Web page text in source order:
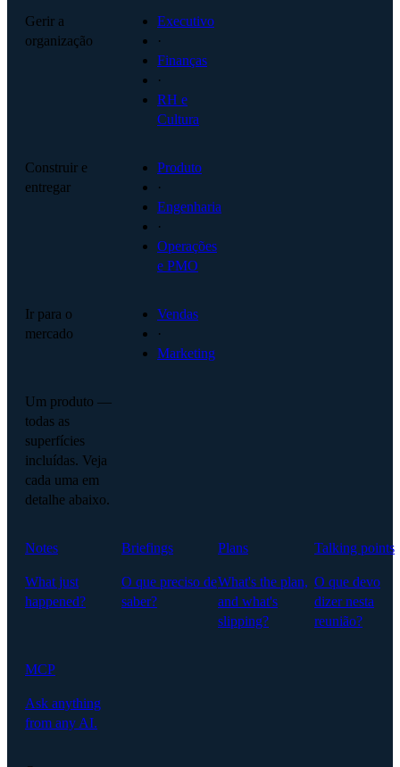
Gerir a
organização
Executivo
·
Finanças
·
RH e
Cultura
Construir e
entregar
Produto
·
Engenharia
·
Operações
e PMO
Ir para o
mercado
Vendas
·
Marketing
Um produto —
todas as
superfícies
incluídas. Veja
cada uma em
detalhe abaixo.
Notes
What just
happened?
Briefings
O que preciso de
saber?
Plans
What's the plan,
and what's
slipping?
Talking points
O que devo
dizer nesta
reunião?
MCP
Ask anything
from any AI.